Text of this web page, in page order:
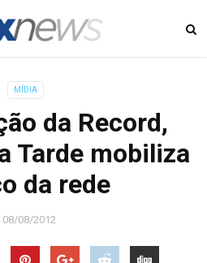
MÍDIA
da Record,
Tarde mobiliza
da rede
08/08/2012